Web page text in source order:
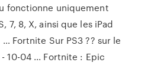
fonctionne uniquement
7, 8, X, ainsi que les iPad
… Fortnite Sur PS3 ?? sur le
10-04 ... Fortnite : Epic